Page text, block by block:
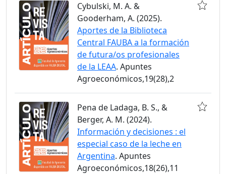
Cybulski, M. A. &
Gooderham, A. (2025).
Aportes de la Biblioteca
Central FAUBA a la formación
de futura/os profesionales
de la LEAA. Apuntes
Agroeconómicos,19(28),2
Pena de Ladaga, B. S., &
Berger, A. M. (2024).
Información y decisiones : el
especial caso de la leche en
Argentina. Apuntes
Agroeconómicos,18(26),11